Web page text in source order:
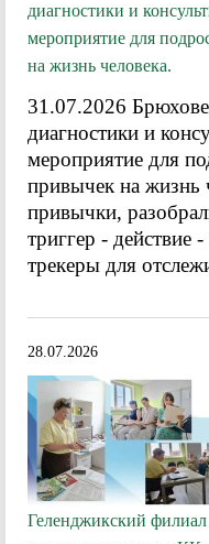
диагностики и
мероприятие для
на жизнь человека.
31.07.2026
диагностики и
мероприятие для
привычек на жизнь
привычки,
триггер - действие
трекеры для
28.07.2026
Геленджикский